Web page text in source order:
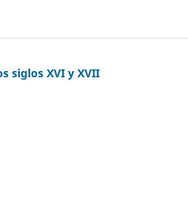
siglos XVI y XVII